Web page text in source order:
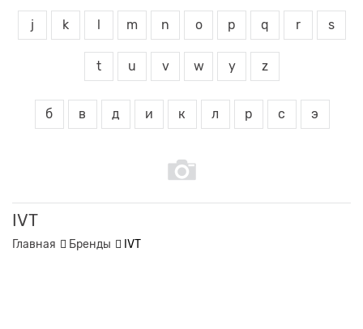
j k m n o p q r s
t u v w y z
б в д и к л р с э
IVT
Главная Бренды IVT